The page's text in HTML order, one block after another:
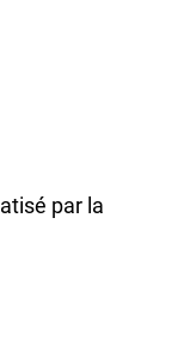
par la